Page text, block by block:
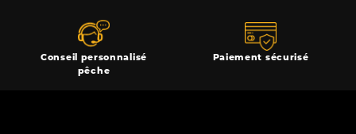
Conseil personnalisé
pêche
Paiement sécurisé